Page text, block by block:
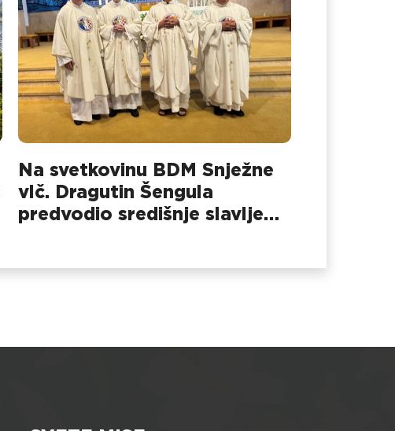
Na svetkovinu BDM Snježne
vlč. Dragutin Šengula
predvodio središnje slavlje